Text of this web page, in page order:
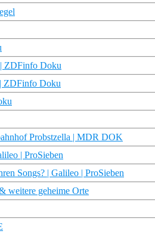
| ZDFinfo Doku
| ZDFinfo Doku
Probstzella | MDR DOK
| ProSieben
Songs? | Galileo | ProSieben
weitere geheime Orte